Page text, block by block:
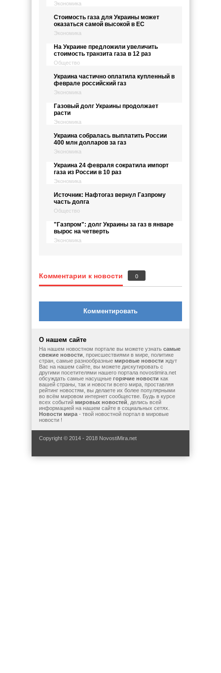
Экономика
Стоимость газа для Украины может
оказаться самой высокой в ЕС
Экономика
На Украине предложили увеличить
стоимость транзита газа в 12 раз
Общество
Украина частично оплатила купленный в
феврале российский газ
Экономика
Газовый долг Украины продолжает
расти
Экономика
Украина собралась выплатить России
400 млн долларов за газ
Экономика
Украина 24 февраля сократила импорт
газа из России в 10 раз
Экономика
Источник: Нафтогаз вернул Газпрому
часть долга
Общество
"Газпром": долг Украины за газ в январе
вырос на четверть
Экономика
Комментарии к новости 0
Комментировать
О нашем сайте
На нашем новостном портале вы можете узнать самые
свежие новости , происшествиями в мире, политике
стран, самые разнообразные мировые новости ждут
Вас на нашем сайте, вы можете дискутировать с
другими посетителями нашего портала novostimira.net
обсуждать самые насущные горячие новости как
вашей страны, так и новости всего мира, проставляя
рейтинг новостям, вы делаете их более популярными
во всём мировом интернет сообществе. Будь в курсе
всех событий мировых новостей , делись всей
информацией на нашем сайте в социальных сетях.
Новости мира - твой новостной портал в мировые
новости !
Copyright © 2014 - 2018 NovostiMira.net